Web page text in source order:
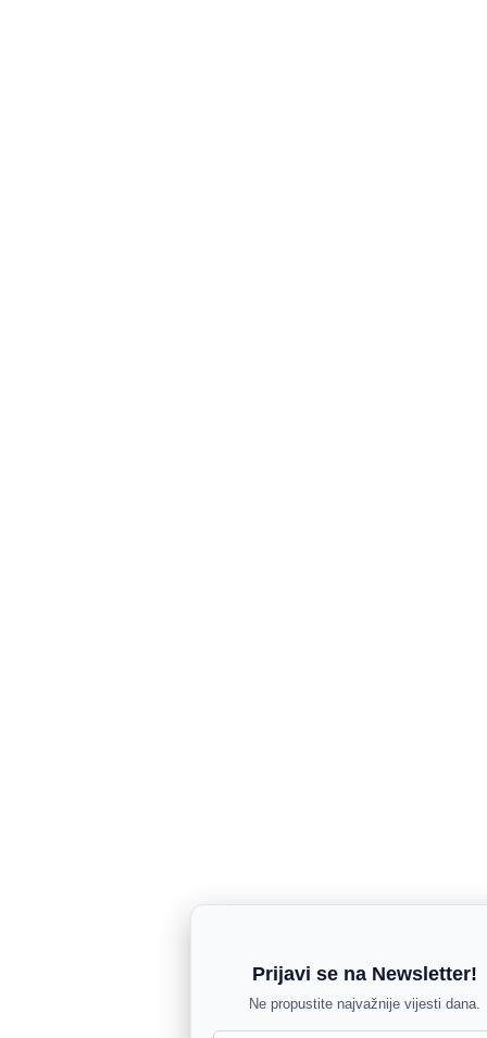
Prijavi se na Newsletter!
Ne propustite najvažnije vijesti dana.